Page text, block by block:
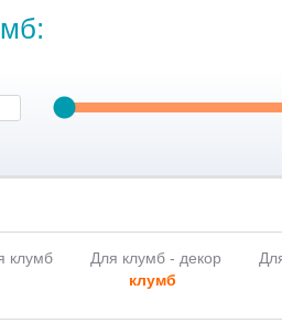
клумб Для клумб - декор
клумб